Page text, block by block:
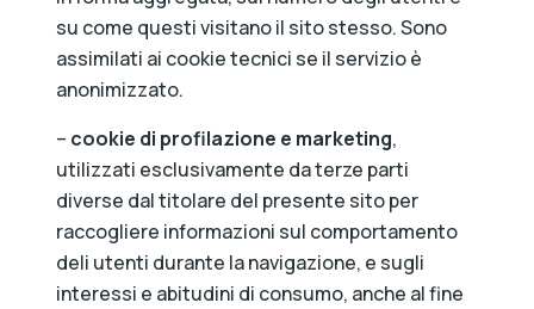
su come questi visitano il sito stesso. Sono
assimilati ai cookie tecnici se il servizio è
anonimizzato.
– cookie di profilazione e marketing,
utilizzati esclusivamente da terze parti
diverse dal titolare del presente sito per
raccogliere informazioni sul comportamento
deli utenti durante la navigazione, e sugli
interessi e abitudini di consumo, anche al fine